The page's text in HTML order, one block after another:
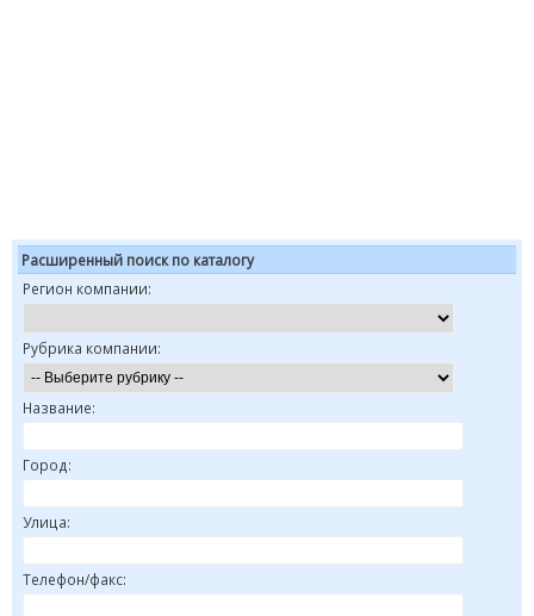
Расширенный поиск по каталогу
Регион компании:
Рубрика компании:
Название:
Город:
Улица:
Телефон/факс: